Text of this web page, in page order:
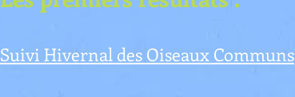
Suivi Hivernal des Oiseaux Communs